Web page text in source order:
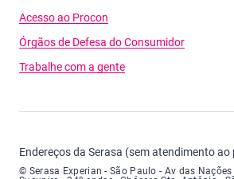
Acesso ao Procon
Órgãos de Defesa do Consumidor
Trabalhe com a gente
Endereços da Serasa (sem atendimento ao
Serasa Experian - São Paulo - Endereço:
© Serasa Experian - São Paulo - Av das